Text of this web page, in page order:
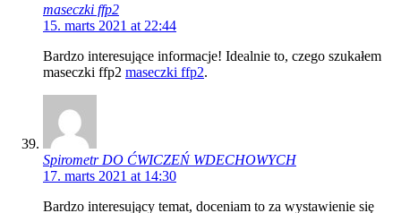
maseczki ffp2
15. marts 2021 at 22:44
Bardzo interesujące informacje! Idealnie to, czego szukałem
maseczki ffp2 maseczki ffp2.
Spirometr DO ĆWICZEŃ WDECHOWYCH
17. marts 2021 at 14:30
Bardzo interesujący temat, doceniam to za wystawienie się